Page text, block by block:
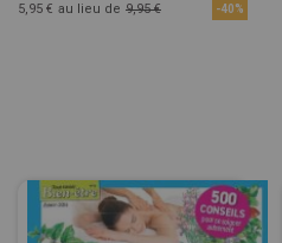
5,95 € au lieu de 9,95 € -40%